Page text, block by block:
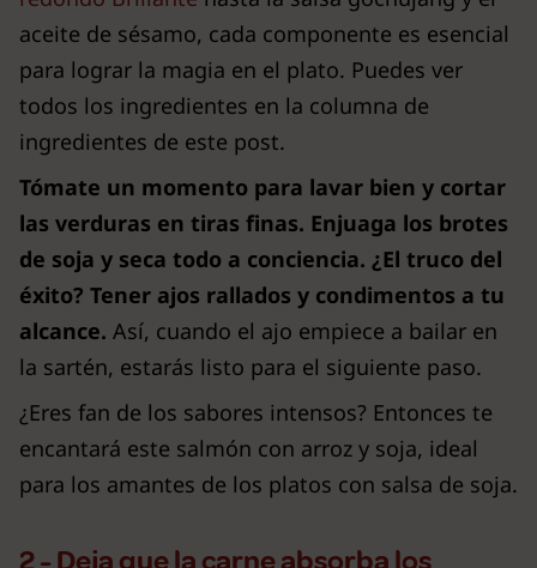
aceite de sésamo, cada componente es esencial
para lograr la magia en el plato. Puedes ver
todos los ingredientes en la columna de
ingredientes de este post.
Tómate un momento para lavar bien y cortar
las verduras en tiras finas. Enjuaga los brotes
de soja y seca todo a conciencia. ¿El truco del
éxito? Tener ajos rallados y condimentos a tu
alcance. Así, cuando el ajo empiece a bailar en
la sartén, estarás listo para el siguiente paso.
¿Eres fan de los sabores intensos? Entonces te
encantará este salmón con arroz y soja, ideal
para los amantes de los platos con salsa de soja.
2 - Deja que la carne absorba los